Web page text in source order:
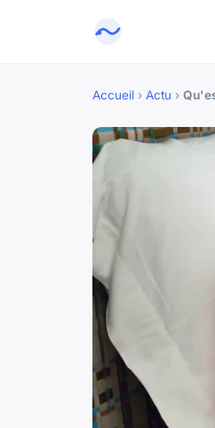
Accueil › Actu ›